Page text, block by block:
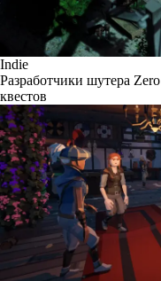
Indie
Разработчики шутера
квестов